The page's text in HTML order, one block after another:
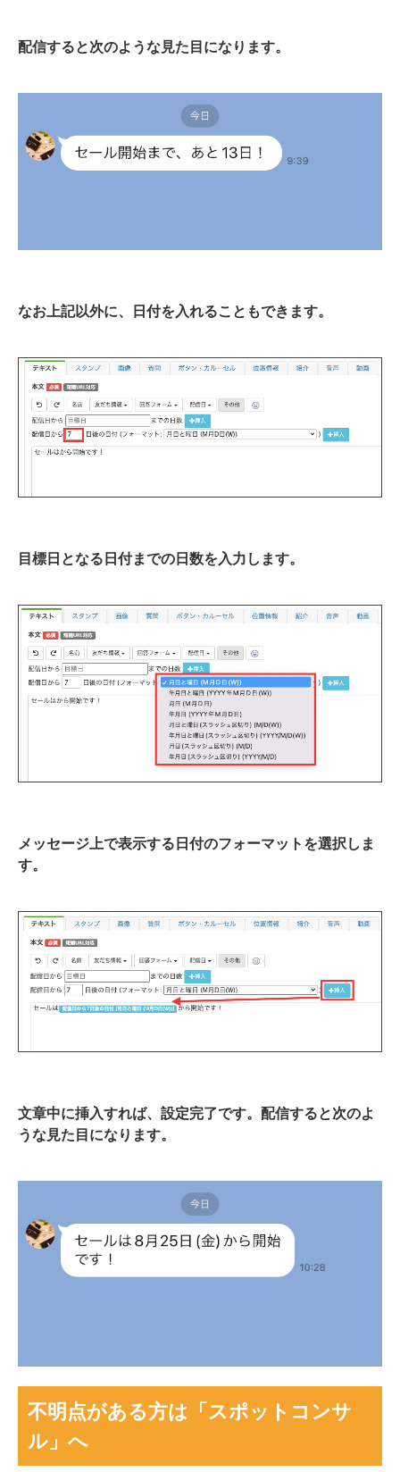
配信すると次のような見た目になります。
なお上記以外に、日付を入れることもできます。
目標日となる日付までの日数を入力します。
メッセージ上で表示する日付のフォーマットを選択しま
す。
文章中に挿入すれば、設定完了です。配信すると次のよ
うな見た目になります。
不明点がある方は「スポットコンサ
ル」へ